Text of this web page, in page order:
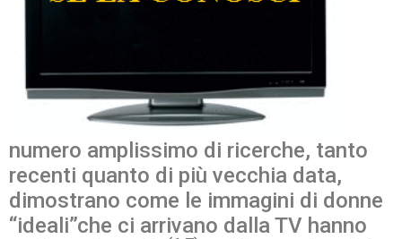
numero amplissimo di ricerche, tanto
recenti quanto di più vecchia data,
dimostrano come le immagini di donne
“ideali”che ci arrivano dalla TV hanno